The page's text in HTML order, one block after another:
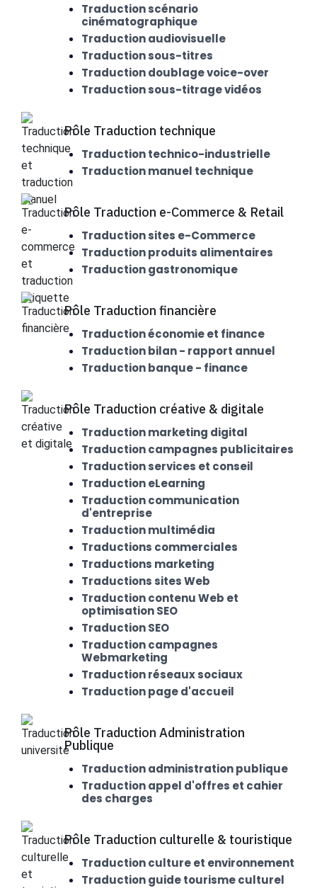
Traduction scénario
cinématographique
Traduction audiovisuelle
Traduction sous-titres
Traduction doublage voice-over
Traduction sous-titrage vidéos
Pôle Traduction technique
Traduction technico-industrielle
Traduction manuel technique
Pôle Traduction e-Commerce & Retail
Traduction sites e-Commerce
Traduction produits alimentaires
Traduction gastronomique
Pôle Traduction financière
Traduction économie et finance
Traduction bilan - rapport annuel
Traduction banque - finance
Pôle Traduction créative & digitale
Traduction marketing digital
Traduction campagnes publicitaires
Traduction services et conseil
Traduction eLearning
Traduction communication
d'entreprise
Traduction multimédia
Traductions commerciales
Traductions marketing
Traductions sites Web
Traduction contenu Web et
optimisation SEO
Traduction SEO
Traduction campagnes
Webmarketing
Traduction réseaux sociaux
Traduction page d'accueil
Pôle Traduction Administration
Publique
Traduction administration publique
Traduction appel d'offres et cahier
des charges
Pôle Traduction culturelle & touristique
Traduction culture et environnement
Traduction guide tourisme culturel